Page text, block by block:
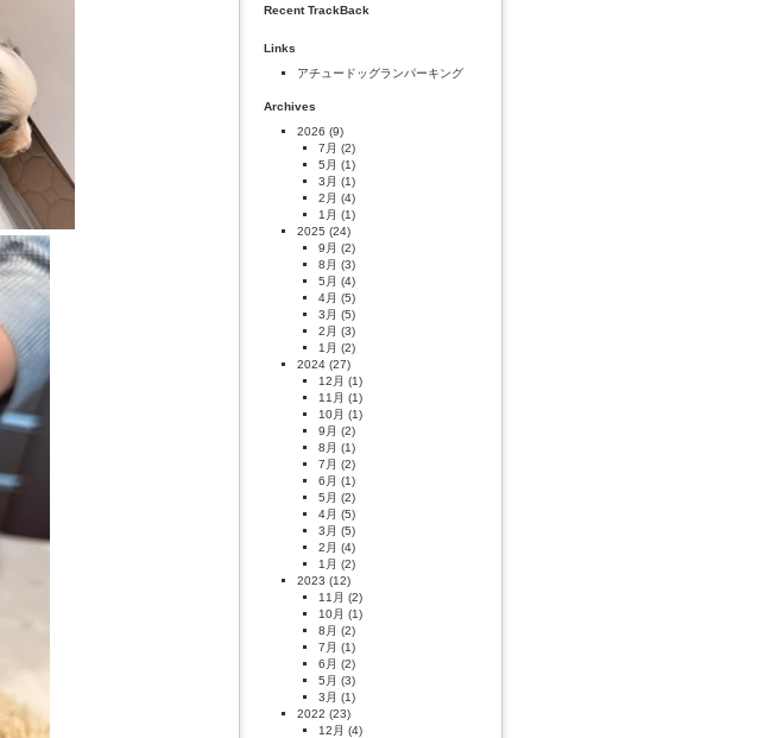
Recent TrackBack
Links
アチュードッグランパーキング
Archives
2026 (9)
7月 (2)
5月 (1)
3月 (1)
2月 (4)
1月 (1)
2025 (24)
9月 (2)
8月 (3)
5月 (4)
4月 (5)
3月 (5)
2月 (3)
1月 (2)
2024 (27)
12月 (1)
11月 (1)
10月 (1)
9月 (2)
8月 (1)
7月 (2)
6月 (1)
5月 (2)
4月 (5)
3月 (5)
2月 (4)
1月 (2)
2023 (12)
11月 (2)
10月 (1)
8月 (2)
7月 (1)
6月 (2)
5月 (3)
3月 (1)
2022 (23)
12月 (4)